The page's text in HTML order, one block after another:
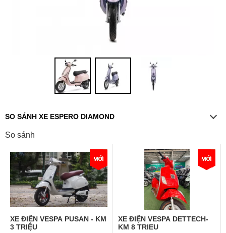
SO SÁNH XE ESPERO DIAMOND
So sánh
XE ĐIỆN VESPA PUSAN - KM
3 TRIỆU
XE ĐIỆN VESPA DETTECH-
KM 8 TRIEU